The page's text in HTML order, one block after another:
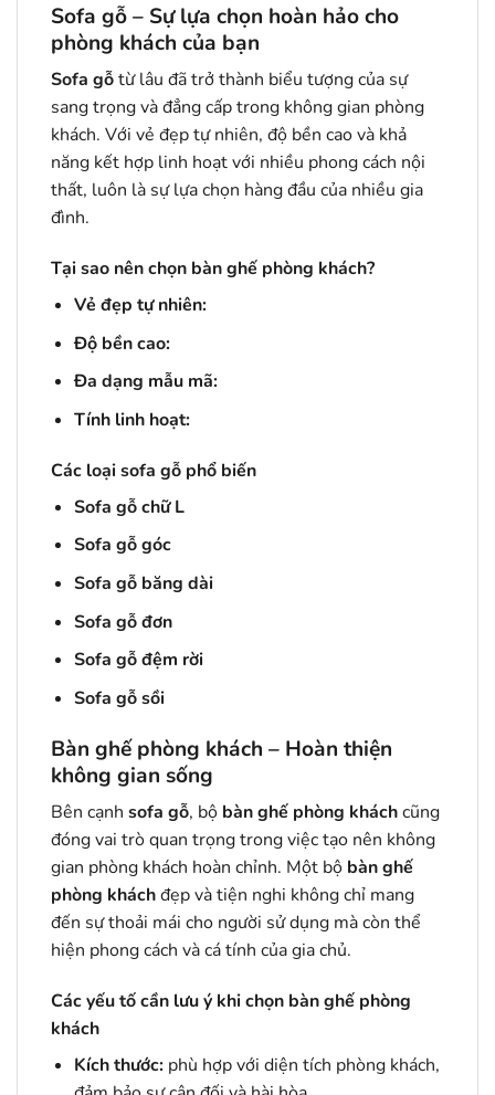
Sofa gỗ – Sự lựa chọn hoàn hảo cho
phòng khách của bạn
Sofa gỗtừ lâu đã trở thành biểu tượng của sự
sang trọng và đẳng cấp trong không gian phòng
khách. Với vẻ đẹp tự nhiên, độ bền cao và khả
năng kết hợp linh hoạt với nhiều phong cách nội
thất, luôn là sự lựa chọn hàng đầu của nhiều gia
đình.
Tại sao nên chọn bàn ghế phòng khách?
Vẻ đẹp tự nhiên:
Độ bền cao:
Đa dạng mẫu mã:
Tính linh hoạt:
Các loại sofa gỗ phổ biến
Sofa gỗ chữ L
Sofa gỗ góc
Sofa gỗ băng dài
Sofa gỗ đơn
Sofa gỗ đệm rời
Sofa gỗ sồi
Bàn ghế phòng khách – Hoàn thiện
không gian sống
Bên cạnh sofa gỗ, bộ bàn ghế phòng kháchcũng
đóng vai trò quan trọng trong việc tạo nên không
gian phòng khách hoàn chỉnh. Một bộ bàn ghế
phòng kháchđẹp và tiện nghi không chỉ mang
đến sự thoải mái cho người sử dụng mà còn thể
hiện phong cách và cá tính của gia chủ.
Các yếu tố cần lưu ý khi chọn bàn ghế phòng
khách
Kích thước:phù hợp với diện tích phòng khách,